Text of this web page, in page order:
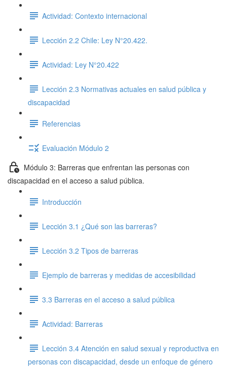
Actividad: Contexto internacional
Lección 2.2 Chile: Ley N°20.422.
Actividad: Ley N°20.422
Lección 2.3 Normativas actuales en salud pública y
discapacidad
Referencias
Evaluación Módulo 2
Módulo 3: Barreras que enfrentan las personas con
discapacidad en el acceso a salud pública.
Introducción
Lección 3.1 ¿Qué son las barreras?
Lección 3.2 Tipos de barreras
Ejemplo de barreras y medidas de accesibilidad
3.3 Barreras en el acceso a salud pública
Actividad: Barreras
Lección 3.4 Atención en salud sexual y reproductiva en
personas con discapacidad, desde un enfoque de género